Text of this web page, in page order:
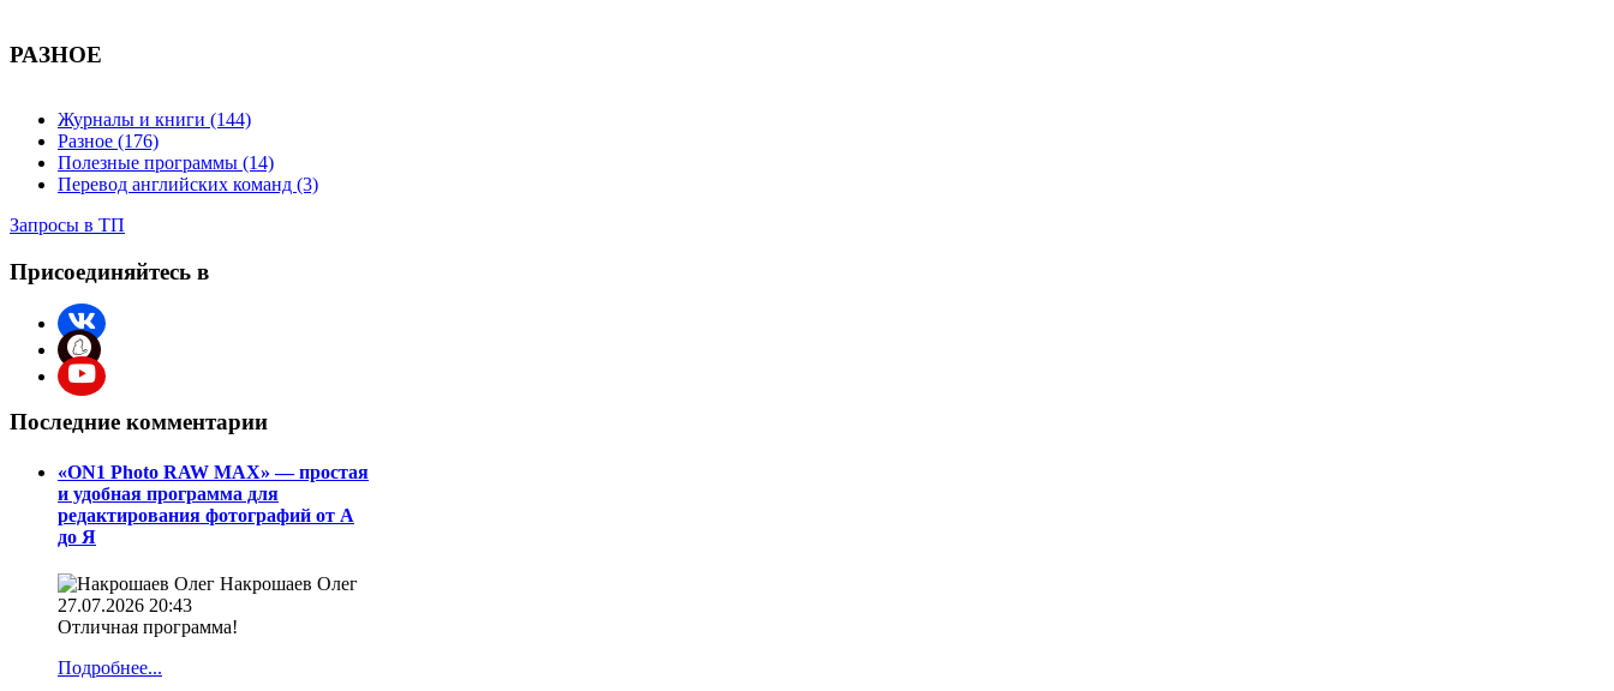
РАЗНОЕ
Журналы и книги (144)
Разное (176)
Полезные программы (14)
Перевод английских команд (3)
Запросы в ТП
Присоединяйтесь в
Последние комментарии
«ON1 Photo RAW MAX» — простая
и удобная программа для
редактирования фотографий от А
до Я
Накрошаев Олег
27.07.2026 20:43
Отличная программа!
Подробнее...